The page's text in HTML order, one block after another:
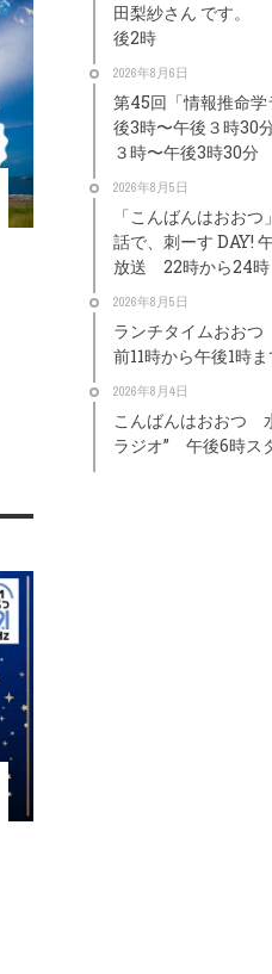
田梨紗さん です。
後2時
2026年8月6日
第45回「情報推命
後3時〜午後３時
３時〜午後3時30分
2026年8月5日
「こんばんはおお
話で、刺ーす DAY!
放送 22時から24
2026年8月5日
ランチタイムおお
前11時から午後1時
2026年8月4日
こんばんはおおつ
ラジオ” 午後6時ス